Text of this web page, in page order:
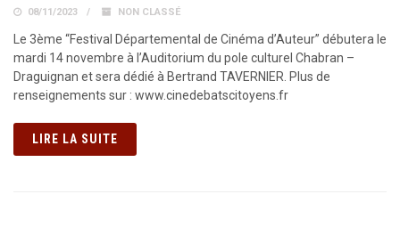
08/11/2023 NON CLASSÉ
Le 3ème “Festival Départemental de Cinéma d’Auteur” débutera le
mardi 14 novembre à l’Auditorium du pole culturel Chabran –
Draguignan et sera dédié à Bertrand TAVERNIER. Plus de
renseignements sur : www.cinedebatscitoyens.fr
LIRE LA SUITE